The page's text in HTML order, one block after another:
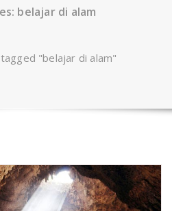
belajar di alam
"belajar di alam"